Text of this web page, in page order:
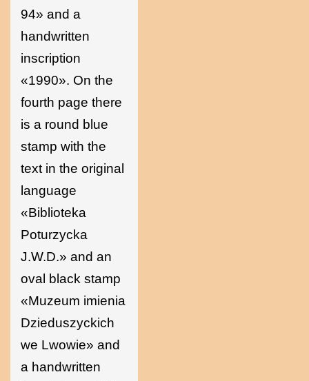
94» and a
handwritten
inscription
«1990». On the
fourth page there
is a round blue
stamp with the
text in the original
language
«Biblioteka
Poturzycka
J.W.D.» and an
oval black stamp
«Muzeum imienia
Dzieduszyckich
we Lwowie» and
a handwritten